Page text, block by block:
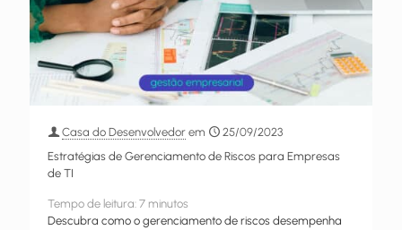
Casa do Desenvolvedor em
25/09/2023
Estratégias de Gerenciamento de Riscos para Empresas
de TI
Tempo de leitura: 7 minutos
Descubra como o gerenciamento de riscos desempenha